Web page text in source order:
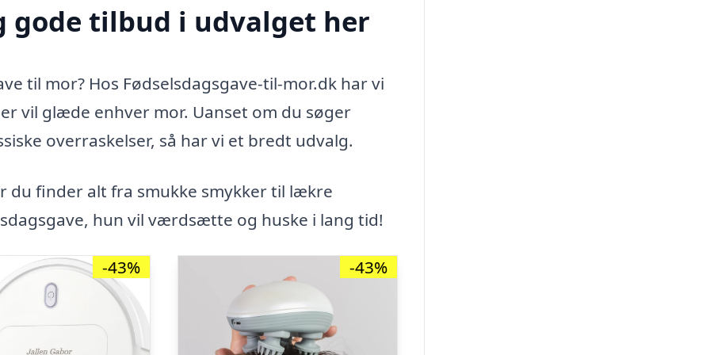
gode tilbud i udvalget her
til mor? Hos Fødselsdagsgave-til-mor.dk har vi
vil glæde enhver mor. Uanset om du søger
overraskelser, så har vi et bredt udvalg.
du finder alt fra smukke smykker til lækre
hun vil værdsætte og huske i lang tid!
-43% -43%